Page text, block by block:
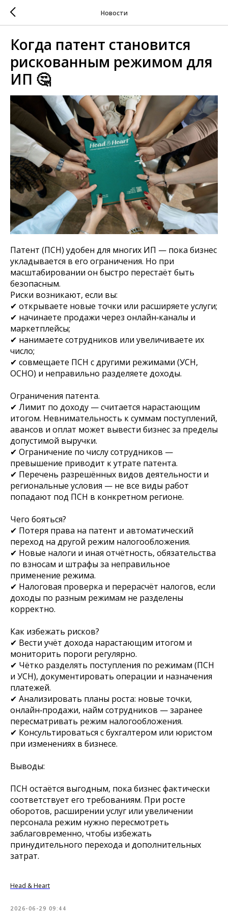
Новости
Когда патент становится
рискованным режимом для
ИП 🤔
Патент (ПСН) удобен для многих ИП — пока бизнес
укладывается в его ограничения. Но при
масштабировании он быстро перестаёт быть
безопасным.
Риски возникают, если вы:
✔ открываете новые точки или расширяете услуги;
✔ начинаете продажи через онлайн‑каналы и
маркетплейсы;
✔ нанимаете сотрудников или увеличиваете их
число;
✔ совмещаете ПСН с другими режимами (УСН,
ОСНО) и неправильно разделяете доходы.
Ограничения патента.
✔ Лимит по доходу — считается нарастающим
итогом. Невнимательность к суммам поступлений,
авансов и оплат может вывести бизнес за пределы
допустимой выручки.
✔ Ограничение по числу сотрудников —
превышение приводит к утрате патента.
✔ Перечень разрешённых видов деятельности и
региональные условия — не все виды работ
попадают под ПСН в конкретном регионе.
Чего бояться?
✔ Потеря права на патент и автоматический
переход на другой режим налогообложения.
✔ Новые налоги и иная отчётность, обязательства
по взносам и штрафы за неправильное
применение режима.
✔ Налоговая проверка и перерасчёт налогов, если
доходы по разным режимам не разделены
корректно.
Как избежать рисков?
✔ Вести учёт дохода нарастающим итогом и
мониторить пороги регулярно.
✔ Чётко разделять поступления по режимам (ПСН
и УСН), документировать операции и назначения
платежей.
✔ Анализировать планы роста: новые точки,
онлайн‑продажи, найм сотрудников — заранее
пересматривать режим налогообложения.
✔ Консультироваться с бухгалтером или юристом
при изменениях в бизнесе.
Выводы:
ПСН остаётся выгодным, пока бизнес фактически
соответствует его требованиям. При росте
оборотов, расширении услуг или увеличении
персонала режим нужно пересмотреть
заблаговременно, чтобы избежать
принудительного перехода и дополнительных
затрат.
Head & Heart
2026-06-29 09:44